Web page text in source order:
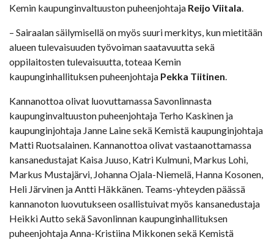
Kemin kaupunginvaltuuston puheenjohtaja Reijo Viitala.
– Sairaalan säilymisellä on myös suuri merkitys, kun mietitään
alueen tulevaisuuden työvoiman saatavuutta sekä
oppilaitosten tulevaisuutta, toteaa Kemin
kaupunginhallituksen puheenjohtaja Pekka Tiitinen.
Kannanottoa olivat luovuttamassa Savonlinnasta
kaupunginvaltuuston puheenjohtaja Terho Kaskinen ja
kaupunginjohtaja Janne Laine sekä Kemistä kaupunginjohtaja
Matti Ruotsalainen. Kannanottoa olivat vastaanottamassa
kansanedustajat Kaisa Juuso, Katri Kulmuni, Markus Lohi,
Markus Mustajärvi, Johanna Ojala-Niemelä, Hanna Kosonen,
Heli Järvinen ja Antti Häkkänen. Teams-yhteyden päässä
kannanoton luovutukseen osallistuivat myös kansanedustaja
Heikki Autto sekä Savonlinnan kaupunginhallituksen
puheenjohtaja Anna-Kristiina Mikkonen sekä Kemistä